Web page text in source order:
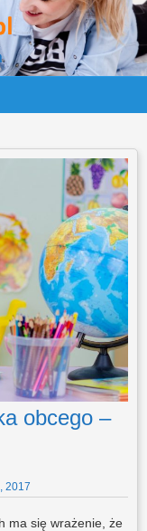
obcego –
2017
ma się wrażenie, że